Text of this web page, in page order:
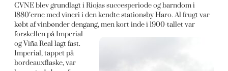
CVNE blev grundlagt i Riojas succesperiode og barndom i
1880’erne med vineri i den kendte stationsby Haro. Al frugt var
købt af vinbønder dengang, men kort inde i 1900-tallet var
forskellen på Imperial
og Viña Real lagt fast.
Imperial, tappet på
bordeauxflaske, var